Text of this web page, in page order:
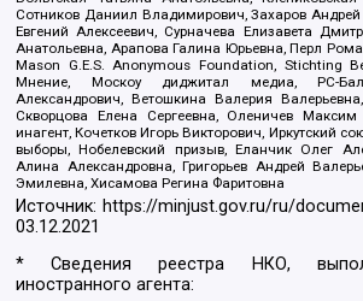
Сотников Даниил Владимирович, Захаров
Евгений Алексеевич, Сурначева Елизавета
Анатольевна, Арапова Галина Юрьевна, Перл
Mason G.E.S. Anonymous Foundation, Stichting
Мнение, Москоу диджитал медиа, РС-
Александрович, Ветошкина Валерия
Скворцова Елена Сергеевна, Оленичев
инагент, Кочетков Игорь Викторович, Иркутский
выборы, Нобелевский призыв, Еланчик Олег
Алина Александровна, Григорьев Андрей
Эмилевна, Хисамова Регина Фаритовна
Источник: https://minjust.gov.ru/ru/
03.12.2021
* Сведения реестра НКО,
иностранного агента: